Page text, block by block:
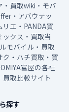
・買取wiki・モバ
・アバウテッ
エ・PANDA買
クス・買取当
モバイル・買取
・ハチ買取・買
富屋の各社
取比較サイト
探す